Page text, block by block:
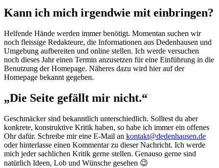
Kann ich mich irgendwie mit einbringen?
Helfende Hände werden immer benötigt. Momentan suchen wir
noch fleissige Redakteure, die Informationen aus Dedenhausen und
Umgebung aufbereiten und online stellen. Ich werde versuchen
noch dieses Jahr einen Termin anzusetzen für eine Einführung in die
Benutzung der Homepage. Näheres dazu wird hier auf der
Homepage bekannt gegeben.
„Die Seite gefällt mir nicht.“
Geschmäcker sind bekanntlich unterschiedlich. Solltest du aber
konkrete, konstruktive Kritik haben, so habe ich immer ein offenes
Ohr dafür. Schreibe mir eine E-Mail an kontakt@dedenhausen.de
oder hinterlasse einen Kommentar zu dieser Nachricht. Ich werde
mich jeder sachlichen Kritik gerne stellen. Genauso gerne sind
natürlich Ideen, Lob und Wünsche gesehen 😉